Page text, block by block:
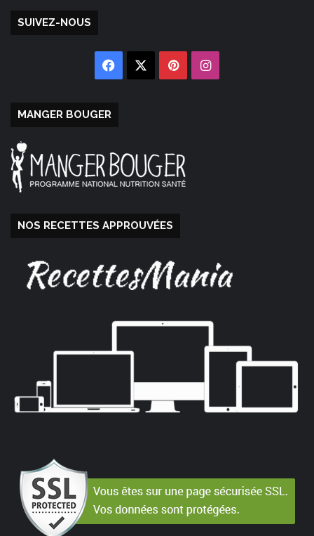
SUIVEZ-NOUS
Facebook PinterestInstagram
MANGER BOUGER
NOS RECETTES APPROUVÉES